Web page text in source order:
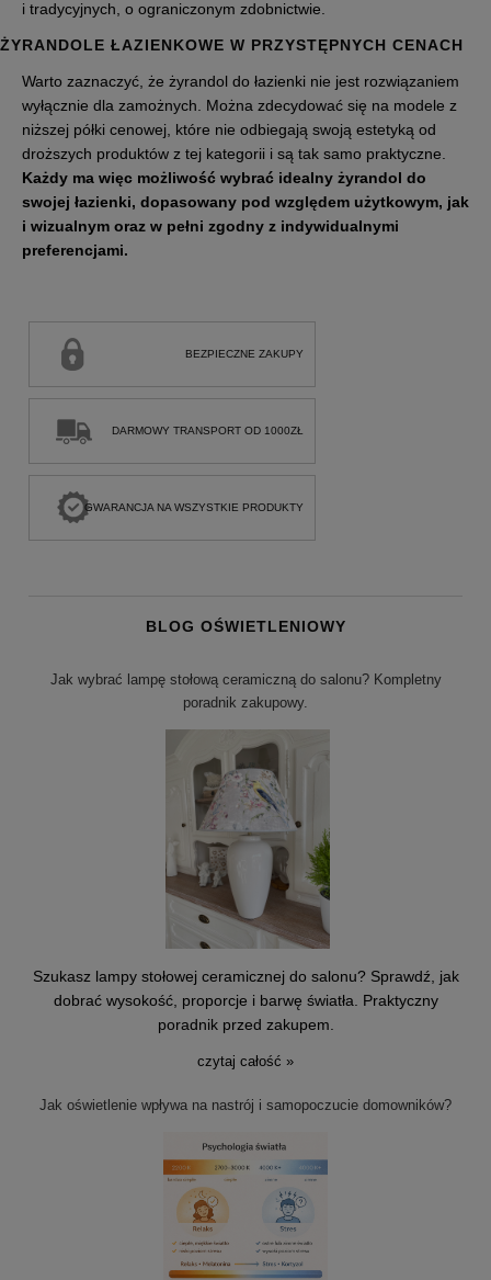
i tradycyjnych, o ograniczonym zdobnictwie.
ŻYRANDOLE ŁAZIENKOWE W PRZYSTĘPNYCH CENACH
Warto zaznaczyć, że żyrandol do łazienki nie jest rozwiązaniem
wyłącznie dla zamożnych. Można zdecydować się na modele z
niższej półki cenowej, które nie odbiegają swoją estetyką od
droższych produktów z tej kategorii i są tak samo praktyczne.
Każdy ma więc możliwość wybrać idealny żyrandol do
swojej łazienki, dopasowany pod względem użytkowym, jak
i wizualnym oraz w pełni zgodny z indywidualnymi
preferencjami.
BEZPIECZNE ZAKUPY
DARMOWY TRANSPORT OD 1000ZŁ
GWARANCJA NA WSZYSTKIE PRODUKTY
BLOG OŚWIETLENIOWY
Jak wybrać lampę stołową ceramiczną do salonu? Kompletny
poradnik zakupowy.
Szukasz lampy stołowej ceramicznej do salonu? Sprawdź, jak
dobrać wysokość, proporcje i barwę światła. Praktyczny
poradnik przed zakupem.
czytaj całość »
Jak oświetlenie wpływa na nastrój i samopoczucie domowników?